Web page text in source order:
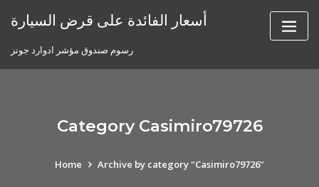
أسعار الفائدة على قرض السيارة
رسوم صندوق مؤشر ادوارد جونز
Category Casimiro79726
Home Archive by category "Casimiro79726"